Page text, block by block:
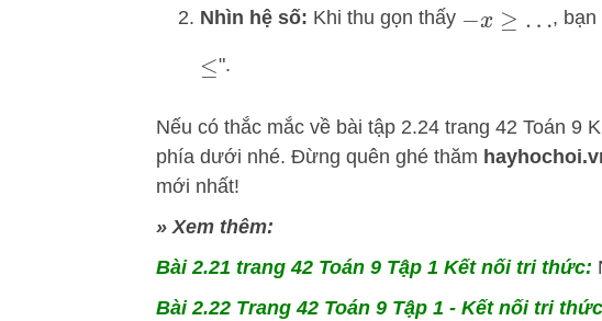
Nhìn hệ số: Khi thu gọn thấy −x≥ … , bạn
≤ ".
Nếu có thắc mắc về bài tập 2.24 trang 42 Toán 9
phía dưới nhé. Đừng quên ghé thăm
mới nhất!
» Xem thêm:
Bài 2.21 trang 42 Toán 9 Tập 1 Kết nối tri thức:
Bài 2.22 Trang 42 Toán 9 Tập 1 - Kết nối tri